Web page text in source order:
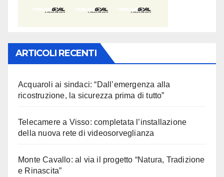
ARTICOLI RECENTI
Acquaroli ai sindaci: “Dall’emergenza alla
ricostruzione, la sicurezza prima di tutto”
Telecamere a Visso: completata l’installazione
della nuova rete di videosorveglianza
Monte Cavallo: al via il progetto “Natura, Tradizione
e Rinascita”